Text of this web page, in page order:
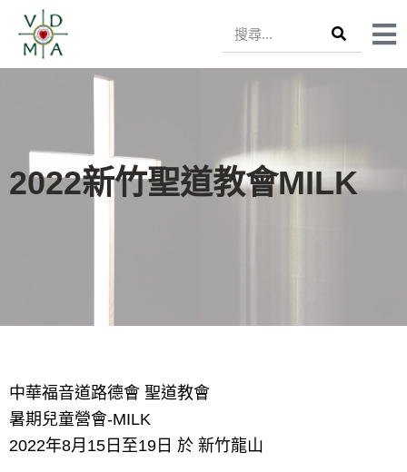
2022新竹聖道教會MILK
中華福音道路德會 聖道教會
暑期兒童營會-MILK
2022年8月15日至19日 於 新竹龍山